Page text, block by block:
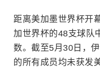
距离美加墨世界杯开
加世界杯的48支球队
数。截至5月30日，
的所有成员均未获发